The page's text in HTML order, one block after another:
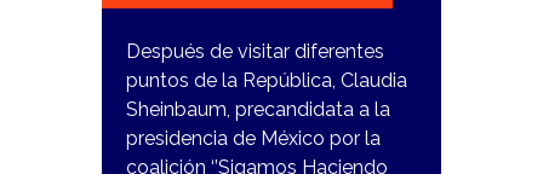
Después de visitar diferentes
puntos de la República, Claudia
Sheinbaum, precandidata a la
presidencia de México por la
coalición ‘’Sigamos Haciendo